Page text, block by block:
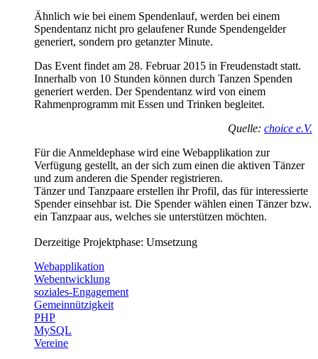
Ähnlich wie bei einem Spendenlauf, werden bei einem
Spendentanz nicht pro gelaufener Runde Spendengelder
generiert, sondern pro getanzter Minute.
Das Event findet am 28. Februar 2015 in Freudenstadt statt.
Innerhalb von 10 Stunden können durch Tanzen Spenden
generiert werden. Der Spendentanz wird von einem
Rahmenprogramm mit Essen und Trinken begleitet.
Quelle: choice e.V.
Für die Anmeldephase wird eine Webapplikation zur
Verfügung gestellt, an der sich zum einen die aktiven Tänzer
und zum anderen die Spender registrieren.
Tänzer und Tanzpaare erstellen ihr Profil, das für interessierte
Spender einsehbar ist. Die Spender wählen einen Tänzer bzw.
ein Tanzpaar aus, welches sie unterstützen möchten.
Derzeitige Projektphase: Umsetzung
Webapplikation
Webentwicklung
soziales-Engagement
Gemeinnützigkeit
PHP
MySQL
Vereine